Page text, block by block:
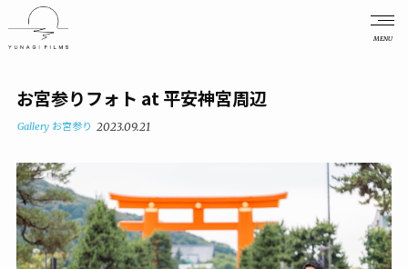
MENU
お宮参りフォト at 平安神宮周辺
Gallery お宮参り 2023.09.21